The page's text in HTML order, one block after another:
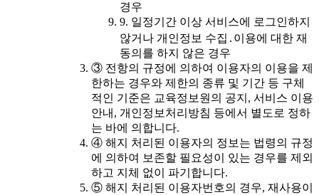
경우
9. 일정기간 이상 서비스에 로그인하지
않거나 개인정보 수집․이용에 대한 재
동의를 하지 않은 경우
③ 전항의 규정에 의하여 이용자의 이용을 제
한하는 경우와 제한의 종류 및 기간 등 구체
적인 기준은 교육정보원의 공지, 서비스 이용
안내, 개인정보처리방침 등에서 별도로 정하
는 바에 의합니다.
④ 해지 처리된 이용자의 정보는 법령의 규정
에 의하여 보존할 필요성이 있는 경우를 제외
하고 지체 없이 파기합니다.
⑤ 해지 처리된 이용자번호의 경우, 재사용이